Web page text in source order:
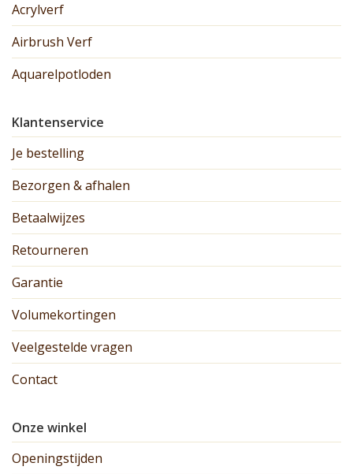
Acrylverf
Airbrush Verf
Aquarelpotloden
Klantenservice
Je bestelling
Bezorgen & afhalen
Betaalwijzes
Retourneren
Garantie
Volumekortingen
Veelgestelde vragen
Contact
Onze winkel
Openingstijden